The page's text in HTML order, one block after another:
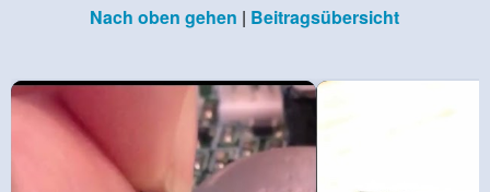
Nach oben gehen | Beitragsübersicht